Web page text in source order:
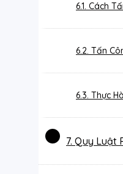
6.1. Cách
6.2. Tấn
6.3. Thực
7. Quy Luật